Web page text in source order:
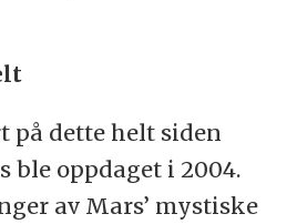
på dette helt siden
ble oppdaget i 2004.
av Mars’ mystiske